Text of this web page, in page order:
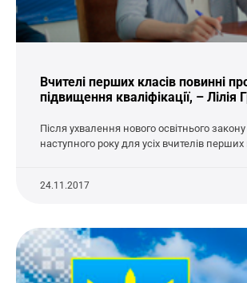
Вчителі перших класів повинні
підвищення кваліфікації, – Лілія
Після ухвалення нового освітнього закону
наступного року для усіх вчителів перших
24.11.2017